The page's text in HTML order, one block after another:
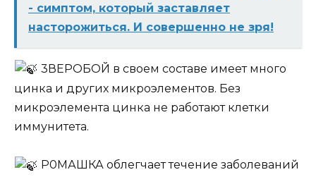
- симптом, который заставляет
насторожиться. И совершенно не зря!
3ВЕРОБОЙ в своем составе имеет много
цинка и других микроэлементов. Без
микроэлемента цинка не работают клетки
иммунитета.
P0МАШКА облегчает течение заболеваний